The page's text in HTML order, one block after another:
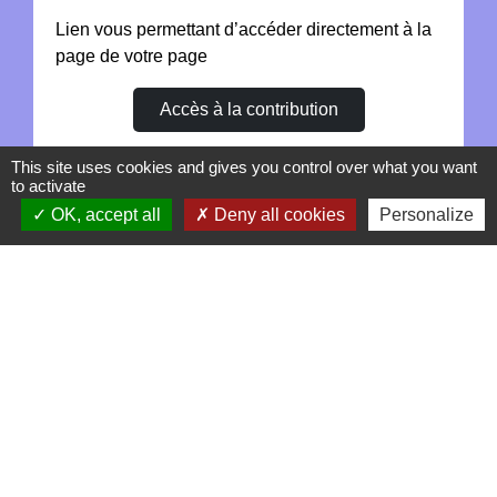
Lien vous permettant d’accéder directement à la
page de votre page
Accès à la contribution
This site uses cookies and gives you control over what you want
to activate
OK, accept all
Deny all cookies Personalize